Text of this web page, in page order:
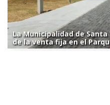
La Municipalidad de
de la venta fija en el